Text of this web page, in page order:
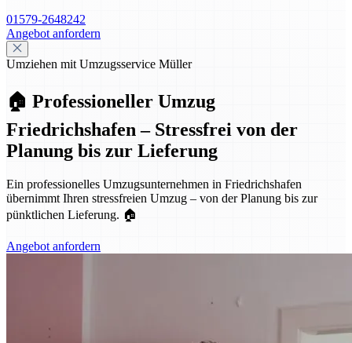
01579-2648242
Angebot anfordern
Umziehen mit Umzugsservice Müller
🏠 Professioneller Umzug
Friedrichshafen – Stressfrei von der
Planung bis zur Lieferung
Ein professionelles Umzugsunternehmen in Friedrichshafen
übernimmt Ihren stressfreien Umzug – von der Planung bis zur
pünktlichen Lieferung. 🏠
Angebot anfordern